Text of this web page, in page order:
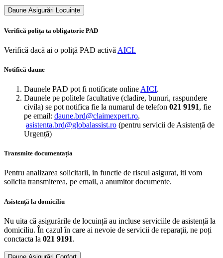
Daune Asigurări Locuințe
Verifică polița ta obligatorie PAD
Verifică dacă ai o poliță PAD activă AICI.
Notifică​ daune
Daunele PAD pot fi notificate online AICI.
Daunele pe politele facultative (cladire, bunuri, raspundere
civila) se pot notifica fie la numarul de telefon 021 9191, fie
pe email: daune.brd@claimexpert.ro,
asistenta.brd@globalassist.ro (pentru servicii de Asistență de
Urgență)
Transmite documentația
Pentru analizarea solicitarii, in functie de riscul asigurat, iti vom
solicita transmiterea, pe email, a anumitor documente.
Asistență la domiciliu
Nu uita că asigurările de locuință au incluse serviciile de asistență la
domiciliu. În cazul în care ai nevoie de servicii de reparații, ne poți
conctacta la 021 9191.